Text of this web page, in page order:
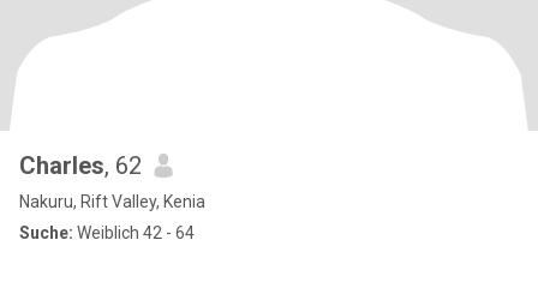
Charles, 62
Nakuru, Rift Valley, Kenia
Suche: Weiblich 42 - 64